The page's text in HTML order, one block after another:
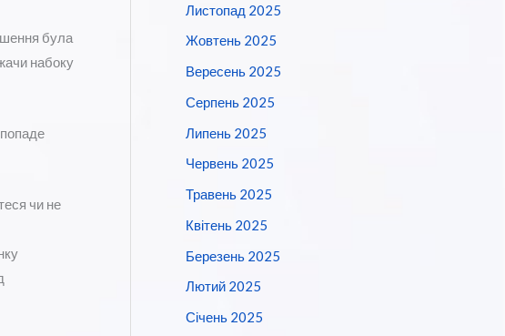
була
набоку
чи не
Листопад 2025
Жовтень 2025
Вересень 2025
Серпень 2025
Липень 2025
Червень 2025
Травень 2025
Квітень 2025
Березень 2025
Лютий 2025
Січень 2025